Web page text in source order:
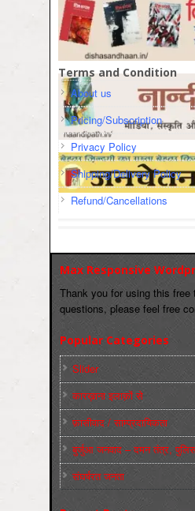
Terms and Condition
About us
Pricing/Subscription
Privacy Policy
Shipping/Delivery Policy
Refund/Cancellations
Max Responsive
Thank you for using this
questions, please feel free
Popular Categories
Slider
कारख़ाना इलाक़ों से
फ़ासीवाद / साम्‍प्रदायिकता
बुर्जुआ जनवाद – दमन तंत्र,
संघर्षरत जनता